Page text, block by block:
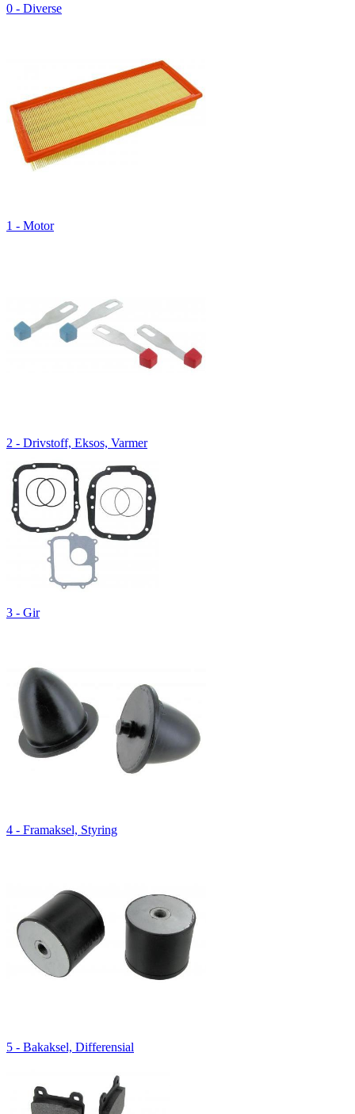
0 - Diverse
1 - Motor
2 - Drivstoff, Eksos, Varmer
3 - Gir
4 - Framaksel, Styring
5 - Bakaksel, Differensial